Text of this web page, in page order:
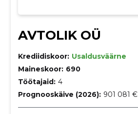
AVTOLIK OÜ
Krediidiskoor: Usaldusväärne
Maineskoor: 690
Töötajaid: 4
Prognooskäive (2026): 901 081 €